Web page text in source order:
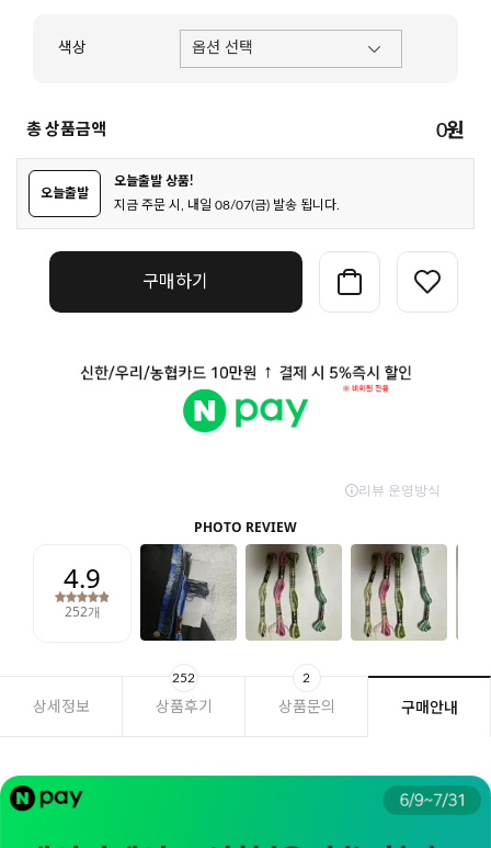
색상
총 상품금액 0원
오늘출발
오늘출발 상품!
지금 주문 시, 내일 08/07(금) 발송 됩니다.
구매하기
상세정보 상품후기
252
상품문의
2
구매안내